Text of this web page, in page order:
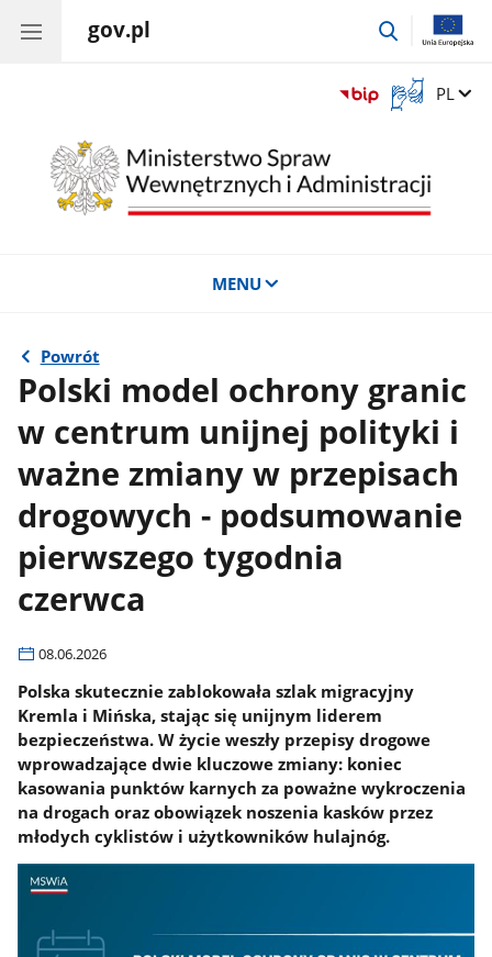
gov.pl
przejdź
Otwórz
okno
języka
migowego
Zmień
PL
MENU
Powrót
Polski model ochrony granic
w centrum unijnej polityki i
ważne zmiany w przepisach
drogowych - podsumowanie
pierwszego tygodnia
czerwca
08.06.2026
Polska skutecznie zablokowała szlak migracyjny
Kremla i Mińska, stając się unijnym liderem
bezpieczeństwa. W życie weszły przepisy drogowe
wprowadzające dwie kluczowe zmiany: koniec
kasowania punktów karnych za poważne wykroczenia
na drogach oraz obowiązek noszenia kasków przez
młodych cyklistów i użytkowników hulajnóg.